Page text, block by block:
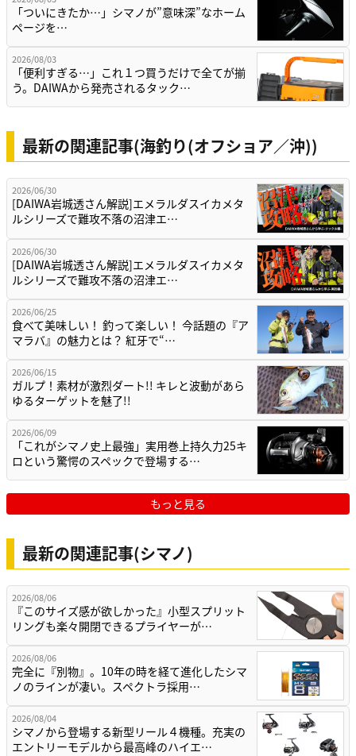
「ついにきたか…」シマノが”意味深”なホーム
ページを…
2026/08/03
「便利すぎる…」これ１つ買うだけで全てが揃
う。DAIWAから発売されるタック…
最新の関連記事(海釣り(オフショア／沖))
2026/06/30
[DAIWA岩城透さん解説]エメラルダスイカメタ
ルシリーズで難攻不落の沼津エ…
2026/06/30
[DAIWA岩城透さん解説]エメラルダスイカメタ
ルシリーズで難攻不落の沼津エ…
2026/06/25
食べて美味しい！ 釣って楽しい！ 今話題の『ア
マラバ』の魅力とは？ 紅牙で“…
2026/06/15
ガルプ！素材が激烈ダート!! キレと波動があら
ゆるターゲットを魅了!!
2026/06/09
「これがシマノ史上最強」実用巻上持久力25キ
ロという驚愕のスペックで登場する…
もっと見る
最新の関連記事(シマノ)
2026/08/06
『このサイズ感が欲しかった』小型スプリット
リングも楽々開閉できるプライヤーが…
2026/08/06
完全に『別物』。10年の時を経て進化したシマ
ノのラインが凄い。スペクトラ採用…
2026/08/04
シマノから登場する新型リール４機種。充実の
エントリーモデルから最高峰のハイエ…